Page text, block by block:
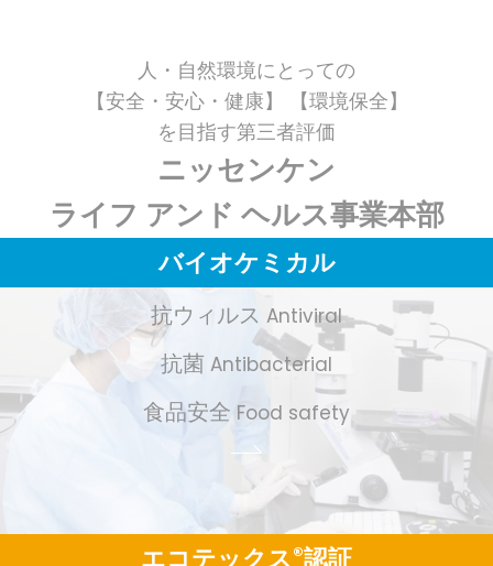
人・自然環境にとっての
【安全・安心・健康】 【環境保全】
を目指す第三者評価
ニッセンケン
ライフ アンド ヘルス事業本部
バイオケミカル
抗ウィルス Antiviral
抗菌 Antibacterial
食品安全 Food safety
エコテックス®認証